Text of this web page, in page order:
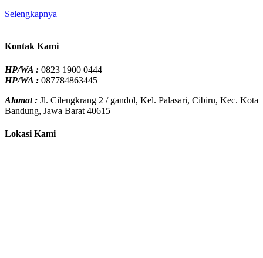
Selengkapnya
Kontak Kami
HP/WA : 0823 1900 0444
HP/WA : 087784863445
Alamat : Jl. Cilengkrang 2 / gandol, Kel. Palasari, Cibiru, Kec. Kota
Bandung, Jawa Barat 40615
Lokasi Kami